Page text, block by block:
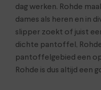
dag werken. Rohde
dames als heren en in
slipper zoekt of juist
dichte pantoffel,
pantoffelgebied een
Rohde is dus altijd een